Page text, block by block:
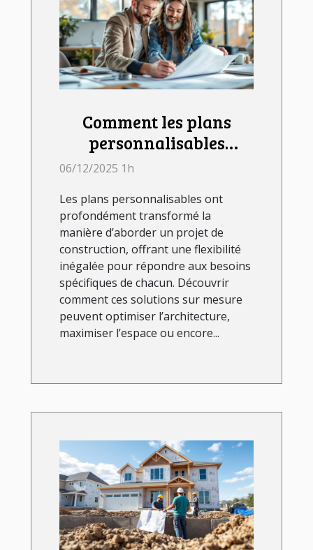
Comment les plans
personnalisables
influencent votre projet
06/12/2025 1h
Les plans personnalisables ont
profondément transformé la
manière d’aborder un projet de
construction, offrant une flexibilité
inégalée pour répondre aux besoins
spécifiques de chacun. Découvrir
comment ces solutions sur mesure
peuvent optimiser l’architecture,
maximiser l’espace ou encore...